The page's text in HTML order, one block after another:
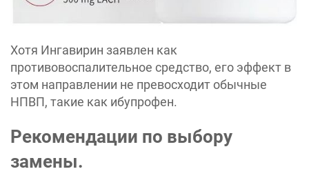
Хотя Ингавирин заявлен как
противовоспалительное средство, его эффект в
этом направлении не превосходит обычные
НПВП, такие как ибупрофен.
Рекомендации по выбору
замены.